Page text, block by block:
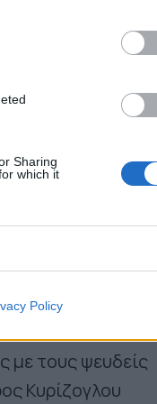
Sharing
which it
Policy
ζητήματα
αυτοτέλειας
το νέο
με όρους
Κι όχι με βάση
του στόχου
δημοκρατικής
να
με τους ψευδείς
Κυρίζογλου